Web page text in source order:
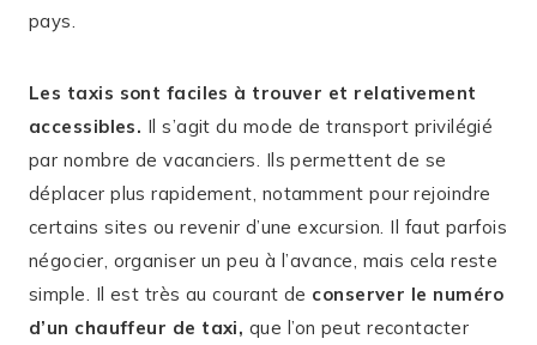
pays.
Les taxis sont faciles à trouver et relativement
accessibles. Il s’agit du mode de transport privilégié
par nombre de vacanciers. Ils permettent de se
déplacer plus rapidement, notamment pour rejoindre
certains sites ou revenir d’une excursion. Il faut parfois
négocier, organiser un peu à l’avance, mais cela reste
simple. Il est très au courant de conserver le numéro
d’un chauffeur de taxi, que l’on peut recontacter